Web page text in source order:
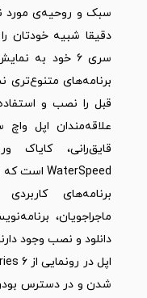
سبک و روحیه‌ی مورد
دقیقا شبیه خودتان
سری ۶ خود به
برنامه‌های متنوع‌تری
قبل را نصب و
قایق‌رانی، کایاک
WaterSpeed است که روی اپل واچ سری ۶ نصب می‌شود.
برنامه‌های
دانلود و نصب وجود
شدن و در دسترس